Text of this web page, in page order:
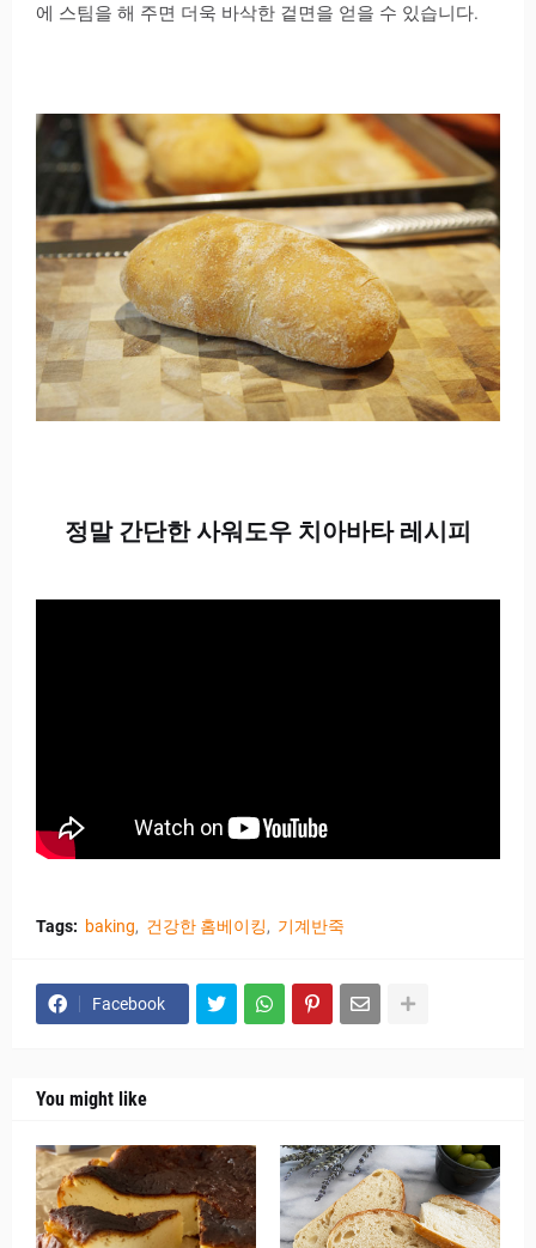
에 스팀을 해 주면 더욱 바삭한 겉면을 얻을 수 있습니다.
정말 간단한 사워도우 치아바타 레시피
Tags: baking 건강한 홈베이킹 기계반죽
Facebook
You might like